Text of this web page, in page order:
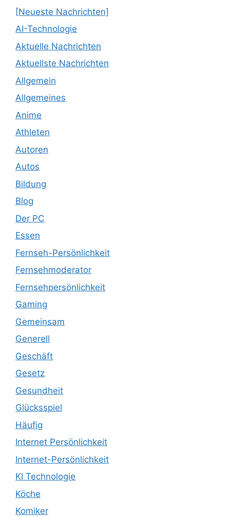
[Neueste Nachrichten]
AI-Technologie
Aktuelle Nachrichten
Aktuellste Nachrichten
Allgemein
Allgemeines
Anime
Athleten
Autoren
Autos
Bildung
Blog
Der PC
Essen
Fernseh-Persönlichkeit
Fernsehmoderator
Fernsehpersönlichkeit
Gaming
Gemeinsam
Generell
Geschäft
Gesetz
Gesundheit
Glücksspiel
Häufig
Internet Persönlichkeit
Internet-Persönlichkeit
KI Technologie
Köche
Komiker